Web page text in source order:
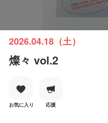
2026.04.18（土）
燦々 vol.2
お気に入り 応援